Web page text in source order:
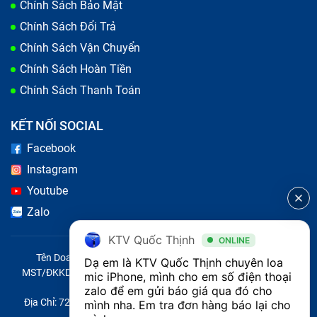
Việc loa tiếp xúc với nước hoặc môi trường ẩm ướt có
thể gây hỏng loa trong cũng như các linh kiện khác
bên trong điện thoại. Do đó bạn cần phải thay loa mic
iPhone liền để không gây hỏng điện thoại.
Do va đập mạnh
Nếu điện thoại bị rơi hoặc va đập mạnh, có thể gây tổn
Chính Sách Bảo Mật
Chính Sách Đổi Trả
Chính Sách Vận Chuyển
Chính Sách Hoàn Tiền
Chính Sách Thanh Toán
KẾT NỐI SOCIAL
Facebook
Instagram
Youtube
Zalo
Tên Doanh Nghiệp: CÔNG TY TNHH CITY ONE VIỆT NAM
MST/ĐKKD/QĐTL: 0316569346 do sở KHĐT TP.HCM cấp ngày
14/04/2023
Địa Chỉ: 721 Trường Chinh, Phường Tây Thạnh, Quận Tân Phú,
KTV Quốc Thịnh ONLINE
Dạ em là KTV Quốc Thịnh chuyên loa
mic iPhone, mình cho em số điện thoại
zalo để em gửi báo giá qua đó cho
mình nha. Em tra đơn hàng báo lại cho